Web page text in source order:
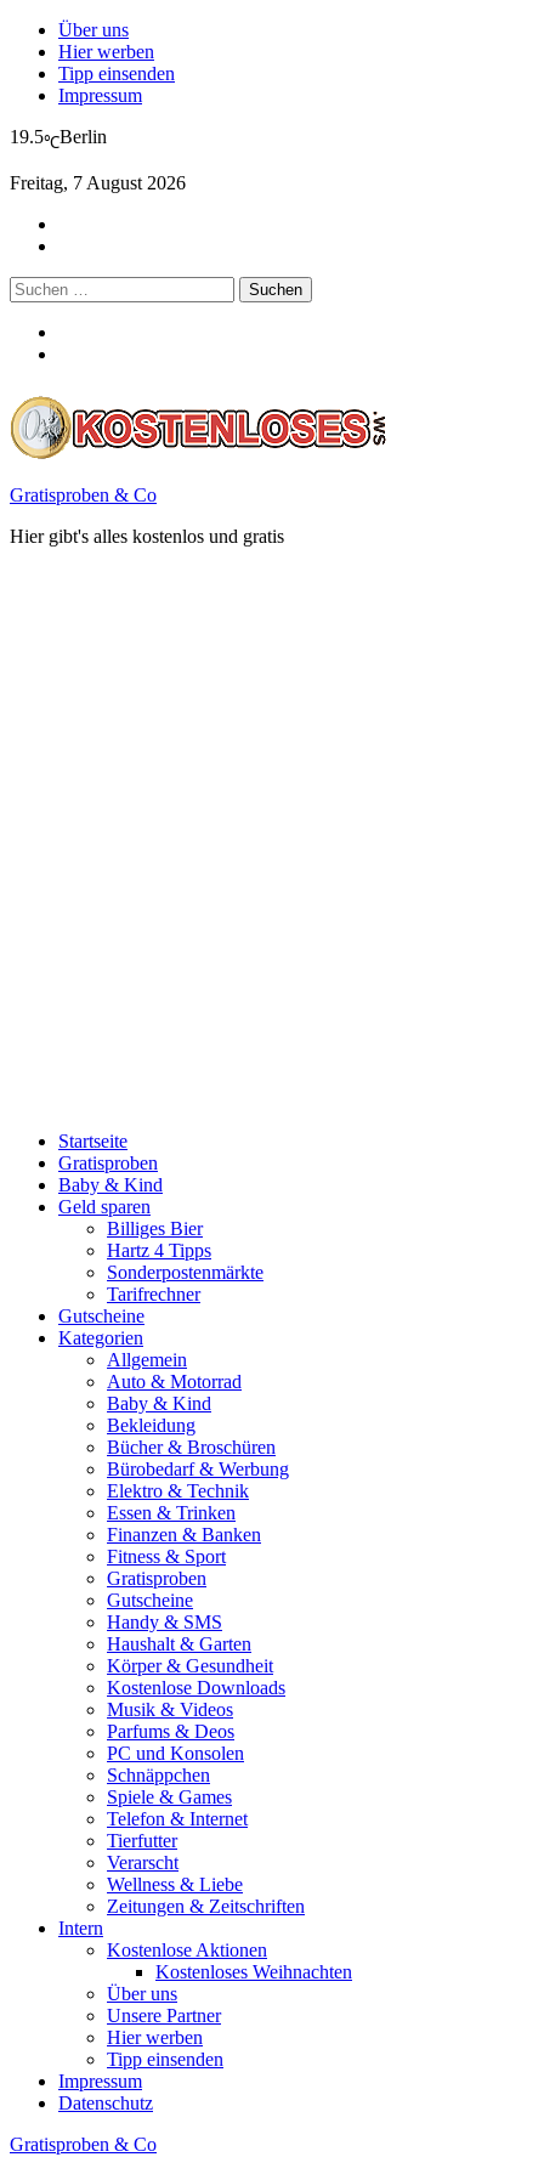
Über uns
Hier werben
Tipp einsenden
Impressum
19.5℃Berlin
Freitag, 7 August 2026
Suchen
nach:
Gratisproben & Co
Hier gibt's alles kostenlos und gratis
Startseite
Gratisproben
Baby & Kind
Geld sparen
Billiges Bier
Hartz 4 Tipps
Sonderpostenmärkte
Tarifrechner
Gutscheine
Kategorien
Allgemein
Auto & Motorrad
Baby & Kind
Bekleidung
Bücher & Broschüren
Bürobedarf & Werbung
Elektro & Technik
Essen & Trinken
Finanzen & Banken
Fitness & Sport
Gratisproben
Gutscheine
Handy & SMS
Haushalt & Garten
Körper & Gesundheit
Kostenlose Downloads
Musik & Videos
Parfums & Deos
PC und Konsolen
Schnäppchen
Spiele & Games
Telefon & Internet
Tierfutter
Verarscht
Wellness & Liebe
Zeitungen & Zeitschriften
Intern
Kostenlose Aktionen
Kostenloses Weihnachten
Über uns
Unsere Partner
Hier werben
Tipp einsenden
Impressum
Datenschutz
Gratisproben & Co